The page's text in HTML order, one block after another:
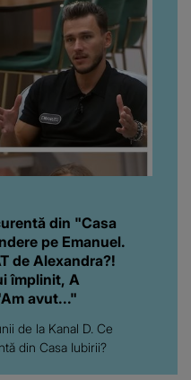
din "Casa
pe Emanuel.
de Alexandra?!
împlinit, A
avut..."
de la Kanal D. Ce
din Casa Iubirii?